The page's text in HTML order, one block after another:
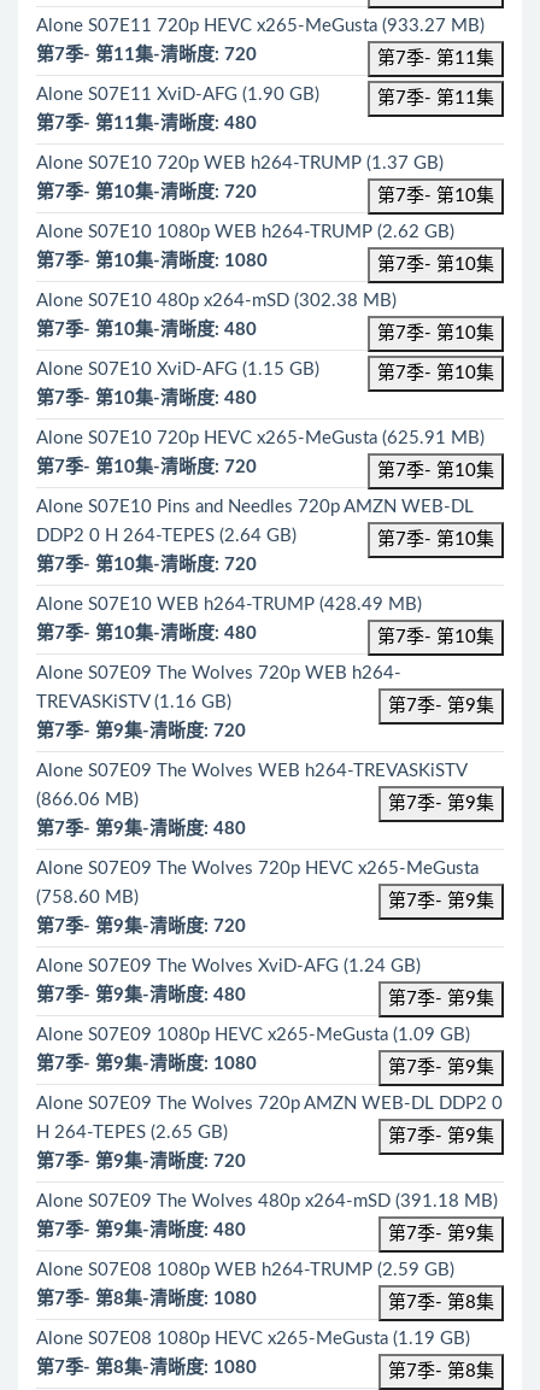
Alone S07E11 720p HEVC x265-MeGusta (933.27 MB)
第7季- 第11集
第7季- 第11集-清晰度: 720
Alone S07E11 XviD-AFG (1.90 GB)
第7季- 第11集
第7季- 第11集-清晰度: 480
Alone S07E10 720p WEB h264-TRUMP (1.37 GB)
第7季- 第10集
第7季- 第10集-清晰度: 720
Alone S07E10 1080p WEB h264-TRUMP (2.62 GB)
第7季- 第10集
第7季- 第10集-清晰度: 1080
Alone S07E10 480p x264-mSD (302.38 MB)
第7季- 第10集
第7季- 第10集-清晰度: 480
Alone S07E10 XviD-AFG (1.15 GB)
第7季- 第10集
第7季- 第10集-清晰度: 480
Alone S07E10 720p HEVC x265-MeGusta (625.91 MB)
第7季- 第10集
第7季- 第10集-清晰度: 720
Alone S07E10 Pins and Needles 720p AMZN WEB-DL
DDP2 0 H 264-TEPES (2.64 GB)
第7季- 第10集
第7季- 第10集-清晰度: 720
Alone S07E10 WEB h264-TRUMP (428.49 MB)
第7季- 第10集
第7季- 第10集-清晰度: 480
Alone S07E09 The Wolves 720p WEB h264-
TREVASKiSTV (1.16 GB)
第7季- 第9集
第7季- 第9集-清晰度: 720
Alone S07E09 The Wolves WEB h264-TREVASKiSTV
(866.06 MB)
第7季- 第9集
第7季- 第9集-清晰度: 480
Alone S07E09 The Wolves 720p HEVC x265-MeGusta
(758.60 MB)
第7季- 第9集
第7季- 第9集-清晰度: 720
Alone S07E09 The Wolves XviD-AFG (1.24 GB)
第7季- 第9集
第7季- 第9集-清晰度: 480
Alone S07E09 1080p HEVC x265-MeGusta (1.09 GB)
第7季- 第9集
第7季- 第9集-清晰度: 1080
Alone S07E09 The Wolves 720p AMZN WEB-DL DDP2 0
H 264-TEPES (2.65 GB)
第7季- 第9集
第7季- 第9集-清晰度: 720
Alone S07E09 The Wolves 480p x264-mSD (391.18 MB)
第7季- 第9集
第7季- 第9集-清晰度: 480
Alone S07E08 1080p WEB h264-TRUMP (2.59 GB)
第7季- 第8集
第7季- 第8集-清晰度: 1080
Alone S07E08 1080p HEVC x265-MeGusta (1.19 GB)
第7季- 第8集
第7季- 第8集-清晰度: 1080